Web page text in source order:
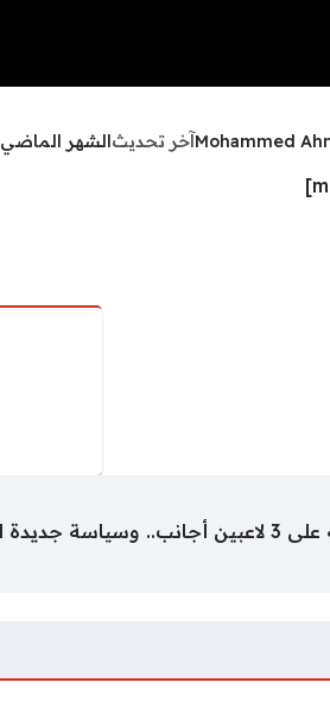
Mohammedآخر تحديثالشهر الماضي
الأهلي يضع عينه على 3 لاعبين أجانب.. وسياسة